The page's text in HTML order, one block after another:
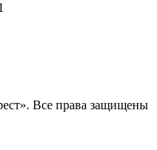
Все права защищены